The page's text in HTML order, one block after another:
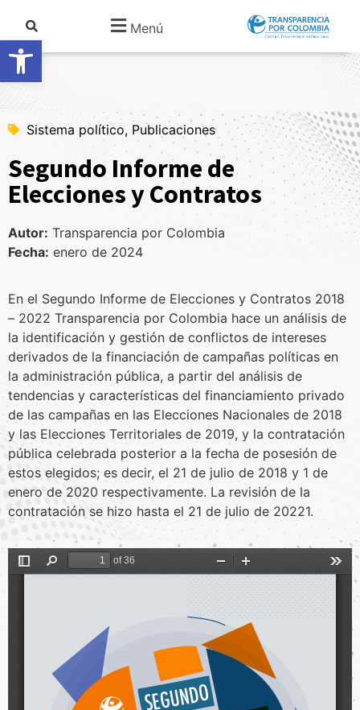
Abrir barra de herramientas
Menú
Sistema político, Publicaciones
Segundo Informe de
Elecciones y Contratos
Autor: Transparencia por Colombia
Fecha: enero de 2024
En el Segundo Informe de Elecciones y Contratos 2018
– 2022 Transparencia por Colombia hace un análisis de
la identificación y gestión de conflictos de intereses
derivados de la financiación de campañas políticas en
la administración pública, a partir del análisis de
tendencias y características del financiamiento privado
de las campañas en las Elecciones Nacionales de 2018
y las Elecciones Territoriales de 2019, y la contratación
pública celebrada posterior a la fecha de posesión de
estos elegidos; es decir, el 21 de julio de 2018 y 1 de
enero de 2020 respectivamente. La revisión de la
contratación se hizo hasta el 21 de julio de 20221.